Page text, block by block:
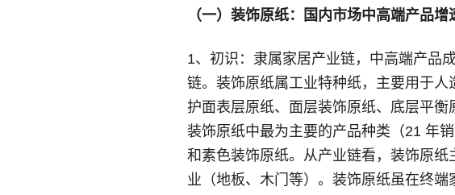
（一）装饰原纸：国内市场中高端产品
1、初识：隶属家居产业链，中高端产品
链。装饰原纸属工业特种纸，主要用于
护面表层原纸、面层装饰原纸、底层平
装饰原纸中最为主要的产品种类（21 年
和素色装饰原纸。从产业链看，装饰原
业（地板、木门等）。装饰原纸虽在终